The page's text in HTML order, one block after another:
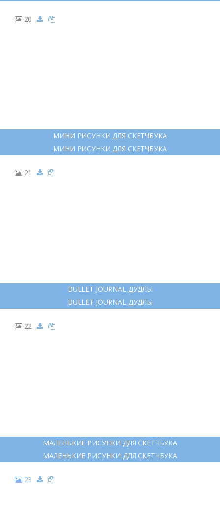
20
МИНИ РИСУНКИ ДЛЯ СКЕТЧБУКА
МИНИ РИСУНКИ ДЛЯ СКЕТЧБУКА
21
BULLET JOURNAL ДУДЛЫ
BULLET JOURNAL ДУДЛЫ
22
МАЛЕНЬКИЕ РИСУНКИ ДЛЯ СКЕТЧБУКА
МАЛЕНЬКИЕ РИСУНКИ ДЛЯ СКЕТЧБУКА
23